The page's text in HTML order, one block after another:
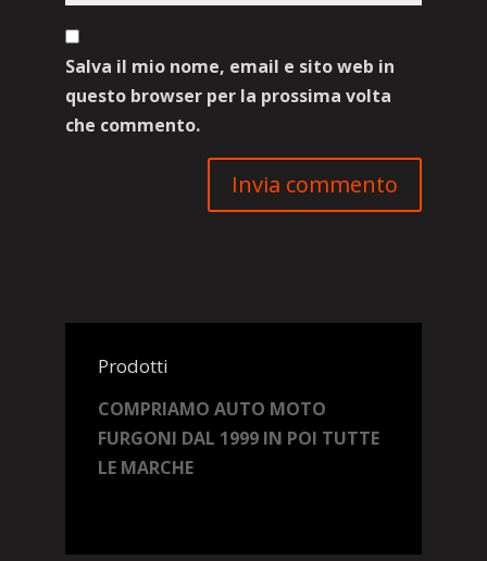
Salva il mio nome, email e sito web in
questo browser per la prossima volta
che commento.
Prodotti
COMPRIAMO AUTO MOTO
FURGONI DAL 1999 IN POI TUTTE
LE MARCHE